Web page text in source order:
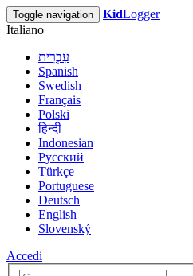
Toggle navigation KidLogger
Italiano
עִבְרִית
Spanish
Swedish
Français
Polski
हिन्दी
Indonesian
Русский
Türkçe
Portuguese
Deutsch
English
Slovenský
Accedi